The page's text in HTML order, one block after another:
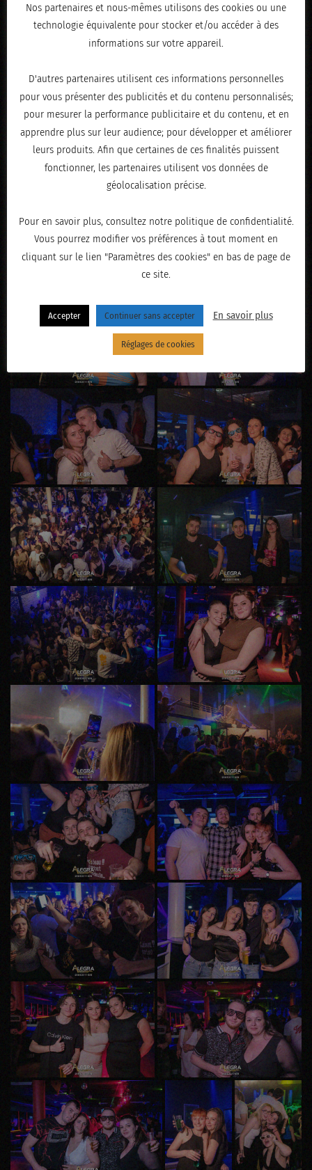
Nos partenaires et nous-mêmes utilisons des cookies ou une
technologie équivalente pour stocker et/ou accéder à des
informations sur votre appareil.
D'autres partenaires utilisent ces informations personnelles
pour vous présenter des publicités et du contenu personnalisés;
pour mesurer la performance publicitaire et du contenu, et en
apprendre plus sur leur audience; pour développer et améliorer
leurs produits. Afin que certaines de ces finalités puissent
fonctionner, les partenaires utilisent vos données de
géolocalisation précise.
Pour en savoir plus, consultez notre politique de confidentialité.
Vous pourrez modifier vos préférences à tout moment en
cliquant sur le lien "Paramètres des cookies" en bas de page de
ce site.
Accepter Continuer sans accepter En savoir plus
Réglages de cookies